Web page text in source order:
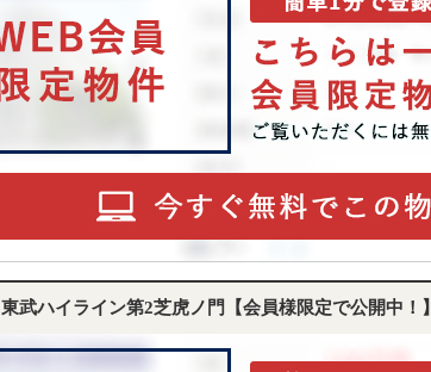
東武ハイライン第2芝虎ノ門【会員様限定で公開中！】